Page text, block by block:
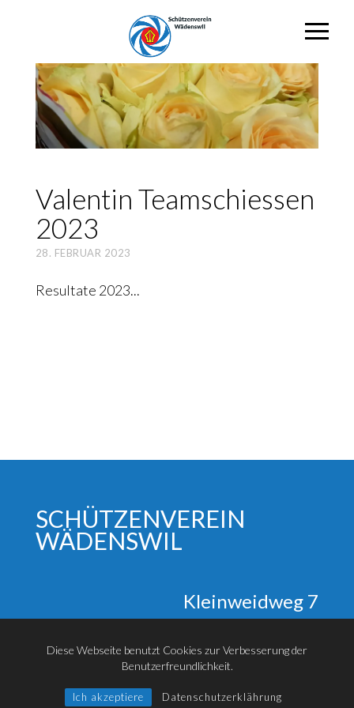
Diese Webseite benutzt Cookies zur Verbesserung der
Benutzerfreundlichkeit.
Ich akzeptiere Datenschutzerklährung
Valen­tin Team­schies­sen
2023
28. FEBRUAR 2023
Resultate 2023
SCHÜTZENVEREIN
WÄDENSWIL
Klein­weid­weg 7